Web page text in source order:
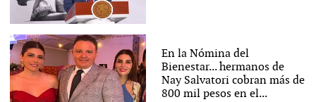
En la Nómina del
Bienestar... hermanos de
Nay Salvatori cobran más de
800 mil pesos en el...